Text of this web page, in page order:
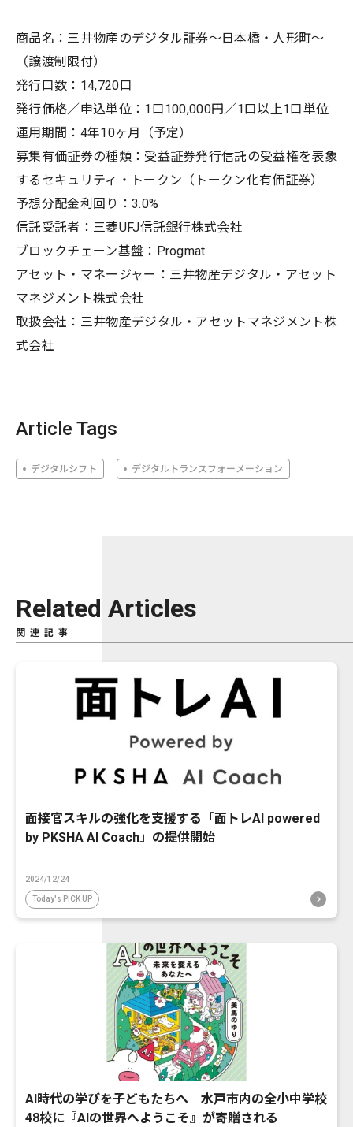
商品名：三井物産のデジタル証券～日本橋・人形町～
（譲渡制限付）
発行口数：14,720口
発行価格／申込単位：1口100,000円／1口以上1口単位
運用期間：4年10ヶ月（予定）
募集有価証券の種類：受益証券発行信託の受益権を表象
するセキュリティ・トークン（トークン化有価証券）
予想分配金利回り：3.0%
信託受託者：三菱UFJ信託銀行株式会社
ブロックチェーン基盤：Progmat
アセット・マネージャー：三井物産デジタル・アセット
マネジメント株式会社
取扱会社：三井物産デジタル・アセットマネジメント株
式会社
Article Tags
デジタルシフト デジタルトランスフォーメーション
Related Articles
関連記事
面接官スキルの強化を支援する「面トレAI powered
by PKSHA AI Coach」の提供開始
2024/12/24
Today's PICK UP
AI時代の学びを子どもたちへ 水戸市内の全小中学校
48校に『AIの世界へようこそ』が寄贈される